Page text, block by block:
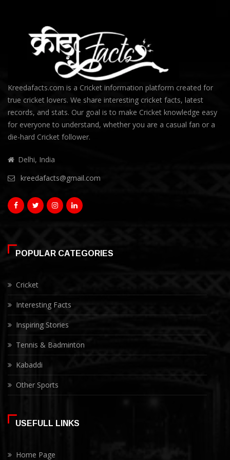
Kreedafacts.com is a Cricket information platform created for
true cricket lovers. We share interesting cricket facts, latest
records, and stats. Our goal is to make Cricket knowledge easy
for everyone to understand, whether you are a casual fan or a
die-hard Cricket follower.
Delhi, India
kreedafacts@gmail.com
POPULAR CATEGORIES
Cricket
Interesting Facts
Inspiring Stories
Tennis & Badminton
Kabaddi
Other Sports
USEFULL LINKS
Home Page